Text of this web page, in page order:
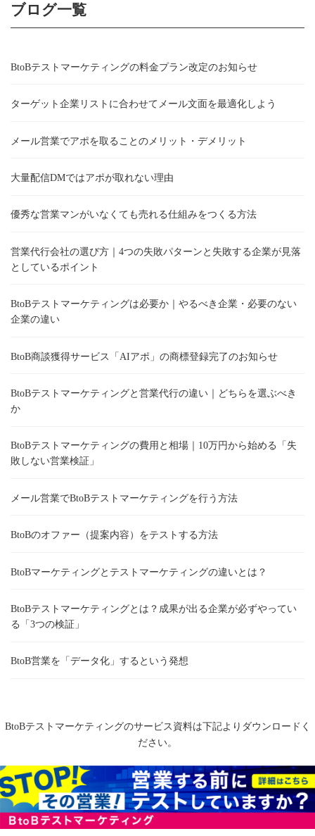
ブログ一覧
BtoBテストマーケティングの料金プラン改定のお知らせ
ターゲット企業リストに合わせてメール文面を最適化しよう
メール営業でアポを取ることのメリット・デメリット
大量配信DMではアポが取れない理由
優秀な営業マンがいなくても売れる仕組みをつくる方法
営業代行会社の選び方｜4つの失敗パターンと失敗する企業が見落
としているポイント
BtoBテストマーケティングは必要か｜やるべき企業・必要のない
企業の違い
BtoB商談獲得サービス「AIアポ」の商標登録完了のお知らせ
BtoBテストマーケティングと営業代行の違い｜どちらを選ぶべき
か
BtoBテストマーケティングの費用と相場｜10万円から始める「失
敗しない営業検証」
メール営業でBtoBテストマーケティングを行う方法
BtoBのオファー（提案内容）をテストする方法
BtoBマーケティングとテストマーケティングの違いとは？
BtoBテストマーケティングとは？成果が出る企業が必ずやってい
る「3つの検証」
BtoB営業を「データ化」するという発想
BtoBテストマーケティングのサービス資料は下記よりダウンロードく
ださい。